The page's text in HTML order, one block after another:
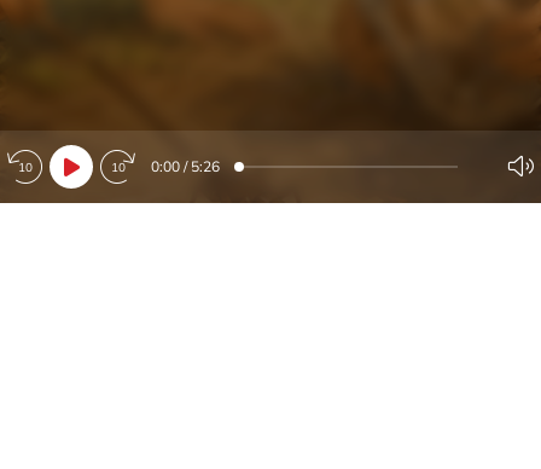
0:00 / 5:26